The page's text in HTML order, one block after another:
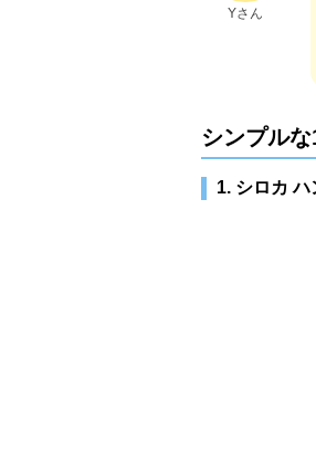
Yさん
シンプル
1. シロカ